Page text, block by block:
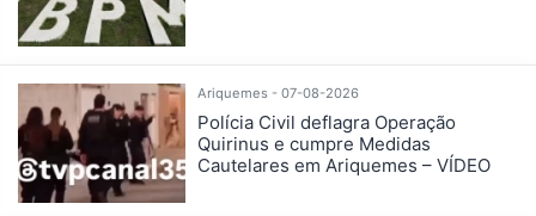
Ariquemes - 07-08-2026
Polícia Civil deflagra Operação
Quirinus e cumpre Medidas
Cautelares em Ariquemes – VÍDEO